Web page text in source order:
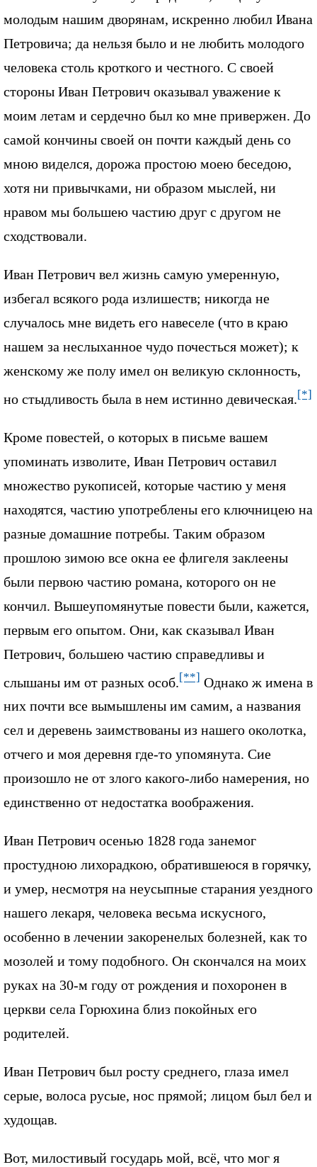
молодым нашим дворянам, искренно любил Ивана
Петровича; да нельзя было и не любить молодого
человека столь кроткого и честного. С своей
стороны Иван Петрович оказывал уважение к
моим летам и сердечно был ко мне привержен. До
самой кончины своей он почти каждый день со
мною виделся, дорожа простою моею беседою,
хотя ни привычками, ни образом мыслей, ни
нравом мы большею частию друг с другом не
сходствовали.
Иван Петрович вел жизнь самую умеренную,
избегал всякого рода излишеств; никогда не
случалось мне видеть его навеселе (что в краю
нашем за неслыханное чудо почесться может); к
женскому же полу имел он великую склонность,
но стыдливость была в нем истинно девическая.[*]
Кроме повестей, о которых в письме вашем
упоминать изволите, Иван Петрович оставил
множество рукописей, которые частию у меня
находятся, частию употреблены его ключницею на
разные домашние потребы. Таким образом
прошлою зимою все окна ее флигеля заклеены
были первою частию романа, которого он не
кончил. Вышеупомянутые повести были, кажется,
первым его опытом. Они, как сказывал Иван
Петрович, большею частию справедливы и
слышаны им от разных особ. [**] Однако ж имена в
них почти все вымышлены им самим, а названия
сел и деревень заимствованы из нашего околотка,
отчего и моя деревня где-то упомянута. Сие
произошло не от злого какого-либо намерения, но
единственно от недостатка воображения.
Иван Петрович осенью 1828 года занемог
простудною лихорадкою, обратившеюся в горячку,
и умер, несмотря на неусыпные старания уездного
нашего лекаря, человека весьма искусного,
особенно в лечении закоренелых болезней, как то
мозолей и тому подобного. Он скончался на моих
руках на 30-м году от рождения и похоронен в
церкви села Горюхина близ покойных его
родителей.
Иван Петрович был росту среднего, глаза имел
серые, волоса русые, нос прямой; лицом был бел и
худощав.
Вот, милостивый государь мой, всё, что мог я